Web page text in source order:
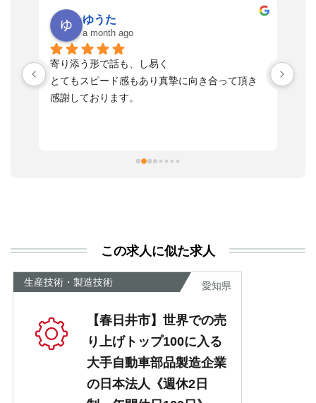
ゆうた
a month ago
寄り添う形で話も、し易く
とてもスピード感もあり真摯に向き合って頂き
感謝しております。
が
この求人に似た求人
生産技術・製造技術 愛知県
【春日井市】世界での売
り上げトップ100に入る
大手自動車部品製造企業
の日本法人《週休2日